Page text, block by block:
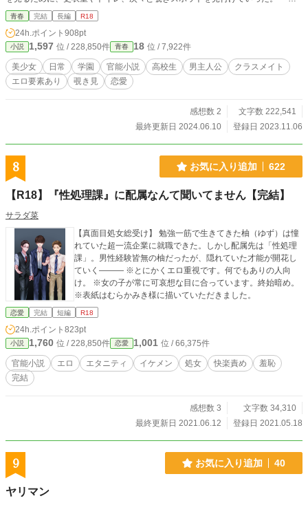
に佐藤くんのストーカー的な行動は結果的に有村さんの心を解きほぐすことにな
り二人の距離は縮まっていく。
青春 完結 長編 R18
24h.ポイント 908pt
小説 1,597 位 / 228,850件 青春 18 位 / 7,922件
美少女 日常 学園 官能小説 高校生 男主人公
クラスメイト
エロ要素あり
覗き見 恋愛
感想数 2
文字数 222,541
最終更新日 2024.06.10
登録日 2023.11.06
8 お気に入り追加 622
【R18】『性処理課』に配属なんて聞いてません【完結】
サラダ菜
【真面目処女総受け】 勉強一筋で生きてきた柚（ゆず）は憧
れていた超一流企業に就職できた。しかし配属先は「性処理
課」。男性経験皆無の柚だったが、隠れていた才能が開花し
ていく――― ※とにかくエロ重視です。何でもありの人向
け。 ※女の子が常に可哀想な目に合っています。終始暗め。
※表紙はむらかみき様に描いていただきました。
恋愛 完結 短編 R18
24h.ポイント 823pt
小説 1,760 位 / 228,850件 恋愛 1,001 位 / 66,375件
官能小説 エロ エタニティ イケメン 処女 快楽責め
羞恥
完結
感想数 3
文字数 34,310
最終更新日 2021.06.12
登録日 2021.05.18
9 お気に入り追加 40
ヤリマン